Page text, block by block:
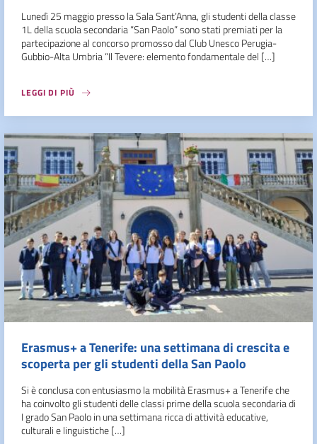
Lunedì 25 maggio presso la Sala Sant’Anna, gli studenti della classe
1L della scuola secondaria “San Paolo” sono stati premiati per la
partecipazione al concorso promosso dal Club Unesco Perugia-
Gubbio-Alta Umbria “Il Tevere: elemento fondamentale del […]
LEGGI DI PIÙ
Erasmus+ a Tenerife: una settimana di crescita e
scoperta per gli studenti della San Paolo
Si è conclusa con entusiasmo la mobilità Erasmus+ a Tenerife che
ha coinvolto gli studenti delle classi prime della scuola secondaria di
I grado San Paolo in una settimana ricca di attività educative,
culturali e linguistiche […]